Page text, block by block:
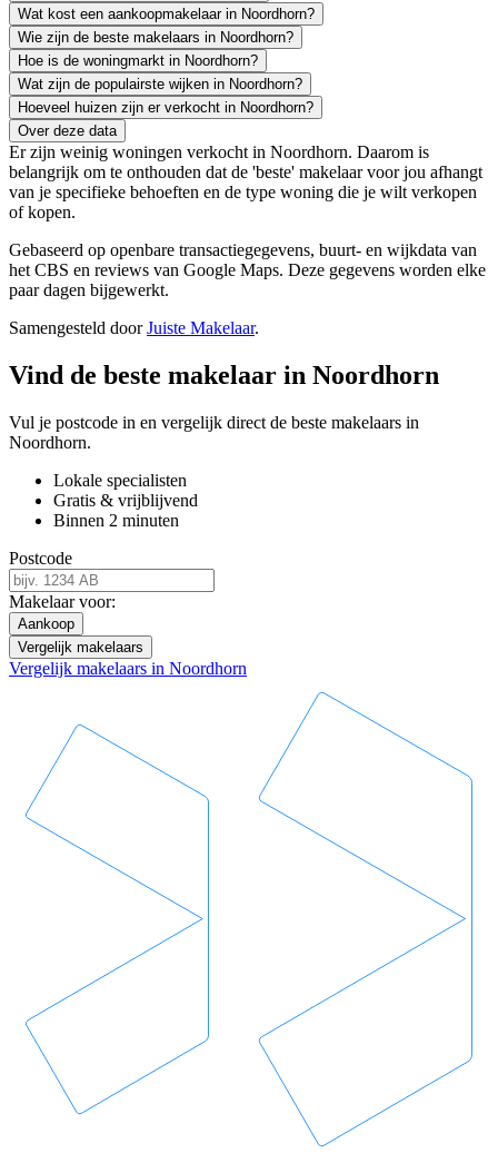
Wat kost een aankoopmakelaar in Noordhorn?
Wie zijn de beste makelaars in Noordhorn?
Hoe is de woningmarkt in Noordhorn?
Wat zijn de populairste wijken in Noordhorn?
Hoeveel huizen zijn er verkocht in Noordhorn?
Over deze data
Er zijn weinig woningen verkocht in Noordhorn. Daarom is
belangrijk om te onthouden dat de 'beste' makelaar voor jou afhangt
van je specifieke behoeften en de type woning die je wilt verkopen
of kopen.
Gebaseerd op openbare transactiegegevens, buurt- en wijkdata van
het CBS en reviews van Google Maps. Deze gegevens worden elke
paar dagen bijgewerkt.
Samengesteld doorJuiste Makelaar.
Vind de beste makelaar in Noordhorn
Vul je postcode in en vergelijk direct de beste makelaars in
Noordhorn.
Lokale specialisten
Gratis & vrijblijvend
Binnen 2 minuten
Postcode
Makelaar voor:
Aankoop
Vergelijk makelaars
Vergelijk makelaars in Noordhorn